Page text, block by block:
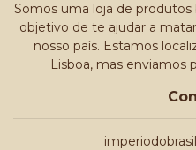
Somos uma loja de
objetivo de te ajudar a
nosso país. Estamos
Lisboa, mas enviamos